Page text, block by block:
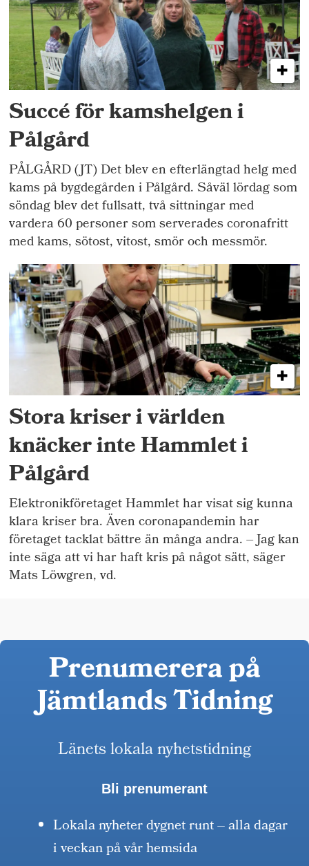
Succé för kamshelgen i
Pålgård
PÅLGÅRD (JT) Det blev en efterlängtad helg med
kams på bygdegården i Pålgård. Såväl lördag som
söndag blev det fullsatt, två sittningar med
vardera 60 personer som serverades coronafritt
med kams, sötost, vitost, smör och messmör.
Stora kriser i världen
knäcker inte Hammlet i
Pålgård
Elektronikföretaget Hammlet har visat sig kunna
klara kriser bra. Även coronapandemin har
företaget tacklat bättre än många andra. – Jag kan
inte säga att vi har haft kris på något sätt, säger
Mats Löwgren, vd.
Prenumerera på
Jämtlands Tidning
Länets lokala nyhetstidning
Bli prenumerant
Lokala nyheter dygnet runt – alla dagar
i veckan på vår hemsida